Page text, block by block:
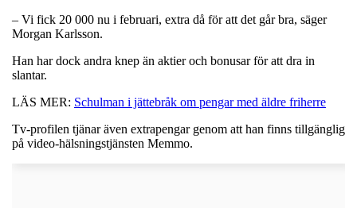
– Vi fick 20 000 nu i februari, extra då för att det går bra, säger
Morgan Karlsson.
Han har dock andra knep än aktier och bonusar för att dra in
slantar.
LÄS MER: Schulman i jättebråk om pengar med äldre friherre
Tv-profilen tjänar även extrapengar genom att han finns tillgänglig
på video-hälsningstjänsten Memmo.